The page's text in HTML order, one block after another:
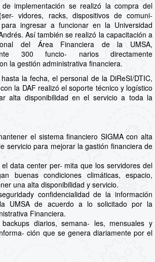
implementación se realizó la compra del
vidores, racks, dispositivos de comuni-
ingresar a funcionar en la Universidad
Así también se realizó la capacitación a
del Área Financiera de la UMSA,
300 funcio- narios directamente
la gestión administrativa financiera.
la fecha, el personal de la DiReSI/DTIC,
la DAF realizó el soporte técnico y logístico
alta disponibilidad en el servicio a toda la
el sistema financiero SIGMA con alta
servicio para mejorar la gastión financiera de
data center per- mita que los servidores del
buenas condiciones climáticas, espacio,
una alta disponibilidad y servicio.
confidencialidad de la información
UMSA de acuerdo a lo solicitado por la
Financiera.
diarios, semana- les, mensuales y
ción que se genera diariamente por el